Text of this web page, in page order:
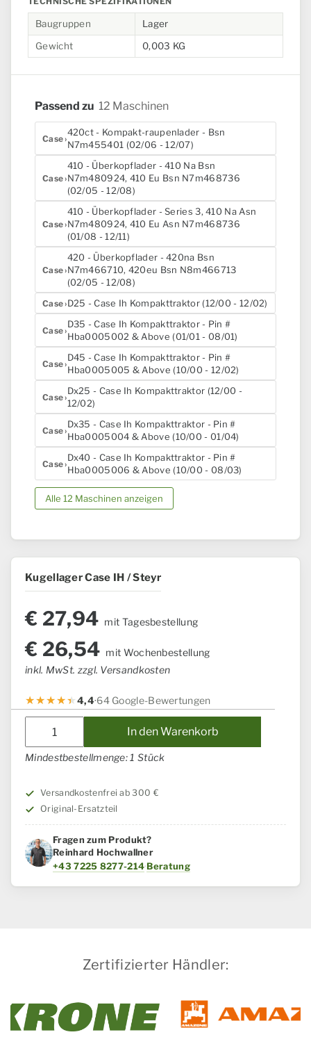
Baugruppen
Lager
Gewicht
0,003 KG
Passend zu 12 Maschinen
Case
420ct - Kompakt-raupenlader - Bsn
N7m455401 (02/06 - 12/07)
Case
410 - Überkopflader - 410 Na Bsn
N7m480924, 410 Eu Bsn N7m468736
(02/05 - 12/08)
Case
410 - Überkopflader - Series 3, 410 Na Asn
N7m480924, 410 Eu Asn N7m468736
(01/08 - 12/11)
Case
420 - Überkopflader - 420na Bsn
N7m466710, 420eu Bsn N8m466713
(02/05 - 12/08)
Case D25 - Case Ih Kompakttraktor (12/00 - 12/02)
Case
D35 - Case Ih Kompakttraktor - Pin #
Hba0005002 & Above (01/01 - 08/01)
Case
D45 - Case Ih Kompakttraktor - Pin #
Hba0005005 & Above (10/00 - 12/02)
Case
Dx25 - Case Ih Kompakttraktor (12/00 -
12/02)
Case
Dx35 - Case Ih Kompakttraktor - Pin #
Hba0005004 & Above (10/00 - 01/04)
Case
Dx40 - Case Ih Kompakttraktor - Pin #
Hba0005006 & Above (10/00 - 08/03)
Alle 12 Maschinen anzeigen
Kugellager Case IH / Steyr
€ 27,94 mit Tagesbestellung
€ 26,54 mit Wochenbestellung
inkl. MwSt. zzgl. Versandkosten
4,4·64 Google-Bewertungen
IH
Menge
In den Warenkorb
Mindestbestellmenge: 1 Stück
Versandkostenfrei ab 300 €
Original-Ersatzteil
Fragen zum Produkt?
Reinhard Hochwallner
+43 7225 8277-214·Beratung
Zertifizierter Händler: